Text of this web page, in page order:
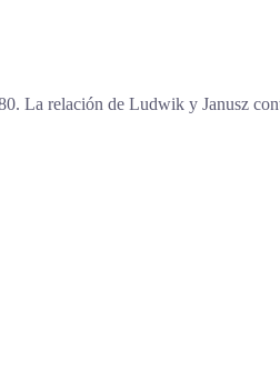
La relación de Ludwik y Janusz